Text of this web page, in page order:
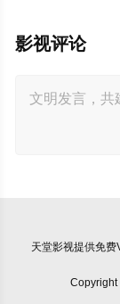
影视评论
天堂影视提供免费
Copyright